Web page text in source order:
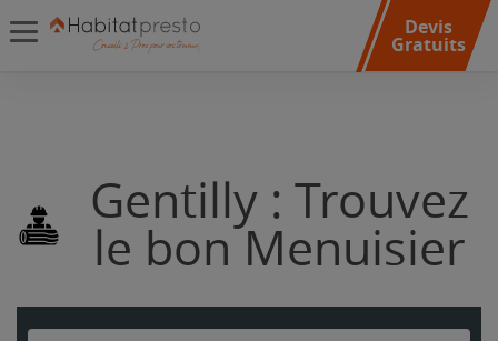
Devis
Gratuits
Gentilly : Trouvez
le bon Menuisier